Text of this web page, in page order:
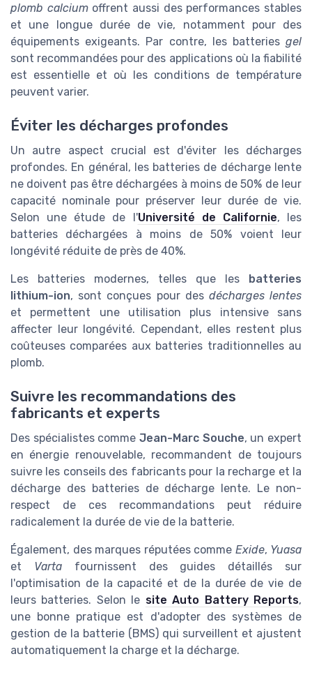
plomb calciumoffrent aussi des performances stables
et une longue durée de vie, notamment pour des
équipements exigeants. Par contre, les batteries gel
sont recommandées pour des applications où la fiabilité
est essentielle et où les conditions de température
peuvent varier.
Éviter les décharges profondes
Un autre aspect crucial est d'éviter les décharges
profondes. En général, les batteries de décharge lente
ne doivent pas être déchargées à moins de 50% de leur
capacité nominale pour préserver leur durée de vie.
Selon une étude de l'Université de Californie, les
batteries déchargées à moins de 50% voient leur
longévité réduite de près de 40%.
Les batteries modernes, telles que les batteries
lithium-ion, sont conçues pour des décharges lentes
et permettent une utilisation plus intensive sans
affecter leur longévité. Cependant, elles restent plus
coûteuses comparées aux batteries traditionnelles au
plomb.
Suivre les recommandations des
fabricants et experts
Des spécialistes comme Jean-Marc Souche, un expert
en énergie renouvelable, recommandent de toujours
suivre les conseils des fabricants pour la recharge et la
décharge des batteries de décharge lente. Le non-
respect de ces recommandations peut réduire
radicalement la durée de vie de la batterie.
Également, des marques réputées comme Exide, Yuasa
et Vartafournissent des guides détaillés sur
l'optimisation de la capacité et de la durée de vie de
leurs batteries. Selon le site Auto Battery Reports,
une bonne pratique est d'adopter des systèmes de
gestion de la batterie (BMS) qui surveillent et ajustent
automatiquement la charge et la décharge.